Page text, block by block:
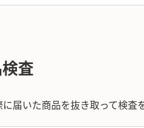
査
届いた商品を抜き取って検査